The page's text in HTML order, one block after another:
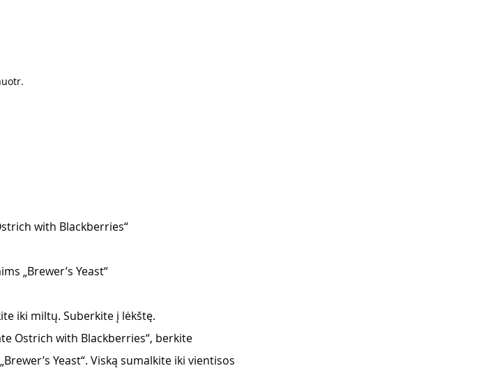
with Blackberries“
„Brewer’s Yeast“
iki miltų. Suberkite į lėkštę.
Ostrich with Blackberries“, berkite
Yeast“. Viską sumalkite iki vientisos